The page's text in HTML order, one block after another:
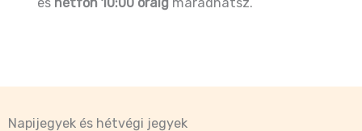
Napijegyek és hétvégi jegyek